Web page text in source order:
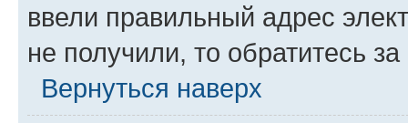
ввели правильный адрес
не получили, то обратитесь
Вернуться наверх